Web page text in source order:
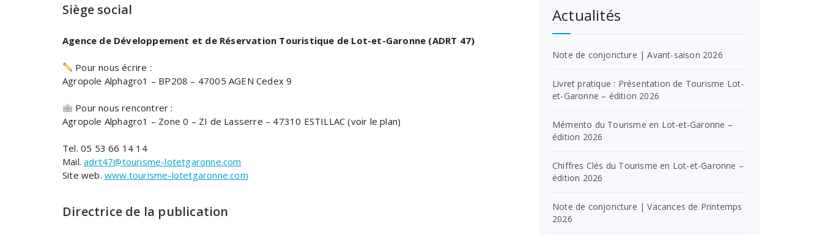
Siège social
Agence de Développement et de Réservation Touristique de Lot-et-Garonne (ADRT 47)
Pour nous écrire :
Agropole Alphagro1 – BP208 – 47005 AGEN Cedex 9
Pour nous rencontrer :
Agropole Alphagro1 – Zone 0 – ZI de Lasserre – 47310 ESTILLAC (voir le plan)
Tel. 05 53 66 14 14
Mail.adrt47@tourisme-lotetgaronne.com
Site web. www.tourisme-lotetgaronne.com
Directrice de la publication
Actualités
Note de conjoncture | Avant-saison 2026
Livret pratique : Présentation de Tourisme Lot-
et-Garonne – édition 2026
Mémento du Tourisme en Lot-et-Garonne –
édition 2026
Chiffres Clés du Tourisme en Lot-et-Garonne –
édition 2026
Note de conjoncture | Vacances de Printemps
2026